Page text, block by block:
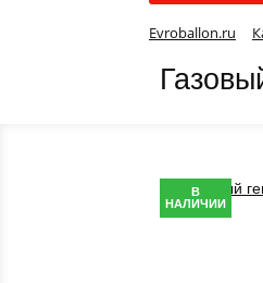
Evroballon.ru
В
НАЛИЧИИ